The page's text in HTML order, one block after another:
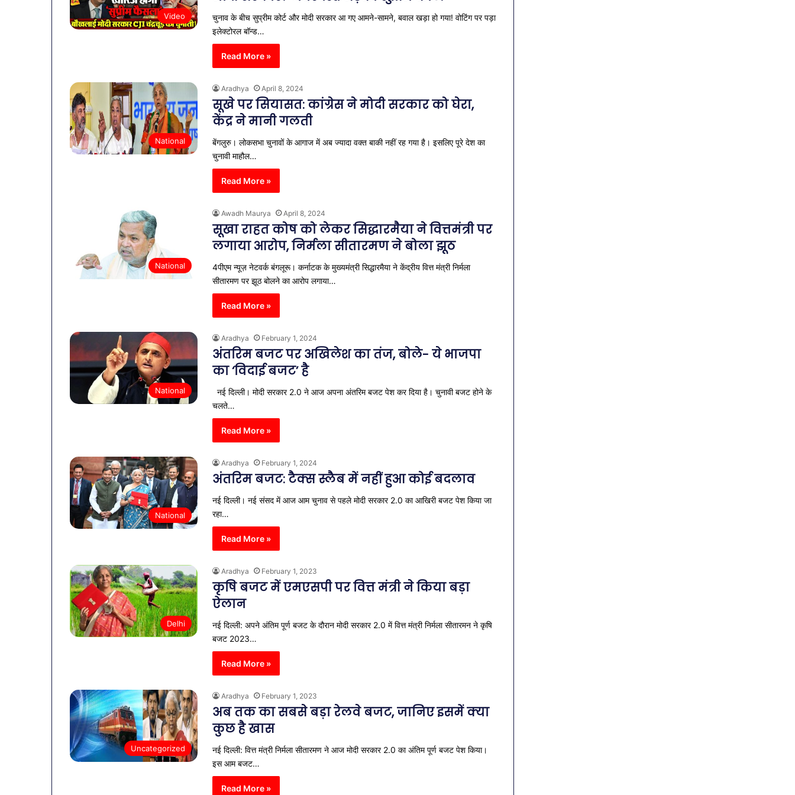
Video
चुनाव के बीच सुप्रीम कोर्ट और मोदी सरकार आ गए आमने-सामने, बवाल खड़ा हो गया! वोटिंग पर पड़ा
इलेक्टोरल बॉन्ड…
Read More »
National
Aradhya April 8, 2024
सूखे पर सियासत: कांग्रेस ने मोदी सरकार को घेरा,
केंद्र ने मानी गलती
बेंगलुरु। लोकसभा चुनावों के आगाज में अब ज्यादा वक्त बाकी नहीं रह गया है। इसलिए पूरे देश का
चुनावी माहौल…
Read More »
National
Awadh Maurya April 8, 2024
सूखा राहत कोष को लेकर सिद्धारमैया ने वित्तमंत्री पर
लगाया आरोप, निर्मला सीतारमण ने बोला झूठ
4पीएम न्यूज़ नेटवर्क बंगलूरू। कर्नाटक के मुख्यमंत्री सिद्धारमैया ने केंद्रीय वित्त मंत्री निर्मला
सीतारमण पर झूठ बोलने का आरोप लगाया…
Read More »
National
Aradhya February 1, 2024
अंतरिम बजट पर अखिलेश का तंज, बोले- ये भाजपा
का ‘विदाई बजट’ है
नई दिल्ली। मोदी सरकार 2.0 ने आज अपना अंतरिम बजट पेश कर दिया है। चुनावी बजट होने के
चलते…
Read More »
National
Aradhya February 1, 2024
अंतरिम बजट: टैक्स स्लैब में नहीं हुआ कोई बदलाव
नई दिल्ली। नई संसद में आज आम चुनाव से पहले मोदी सरकार 2.0 का आखिरी बजट पेश किया जा
रहा…
Read More »
Delhi
Aradhya February 1, 2023
कृषि बजट में एमएसपी पर वित्त मंत्री ने किया बड़ा
ऐलान
नई दिल्ली: अपने अंतिम पूर्ण बजट के दौरान मोदी सरकार 2.0 में वित्त मंत्री निर्मला सीतारमन ने कृषि
बजट 2023…
Read More »
Uncategorized
Aradhya February 1, 2023
अब तक का सबसे बड़ा रेलवे बजट, जानिए इसमें क्या
कुछ है खास
नई दिल्ली: वित्त मंत्री निर्मला सीतारमण ने आज मोदी सरकार 2.0 का अंतिम पूर्ण बजट पेश किया।
इस आम बजट…
Read More »